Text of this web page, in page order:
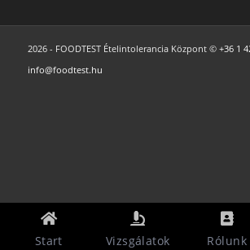
2026 - FOODTEST Ételintolerancia Központ © +36 1
info@foodtest.hu
Start Vizsgálatok Rólunk